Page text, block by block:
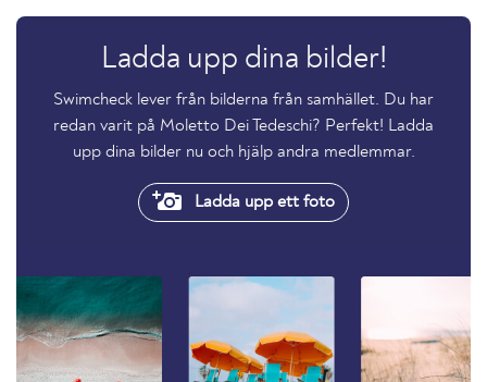
Ladda upp dina bilder!
Swimcheck lever från bilderna från samhället. Du har
redan varit på Moletto Dei Tedeschi? Perfekt! Ladda
upp dina bilder nu och hjälp andra medlemmar.
Ladda upp ett foto